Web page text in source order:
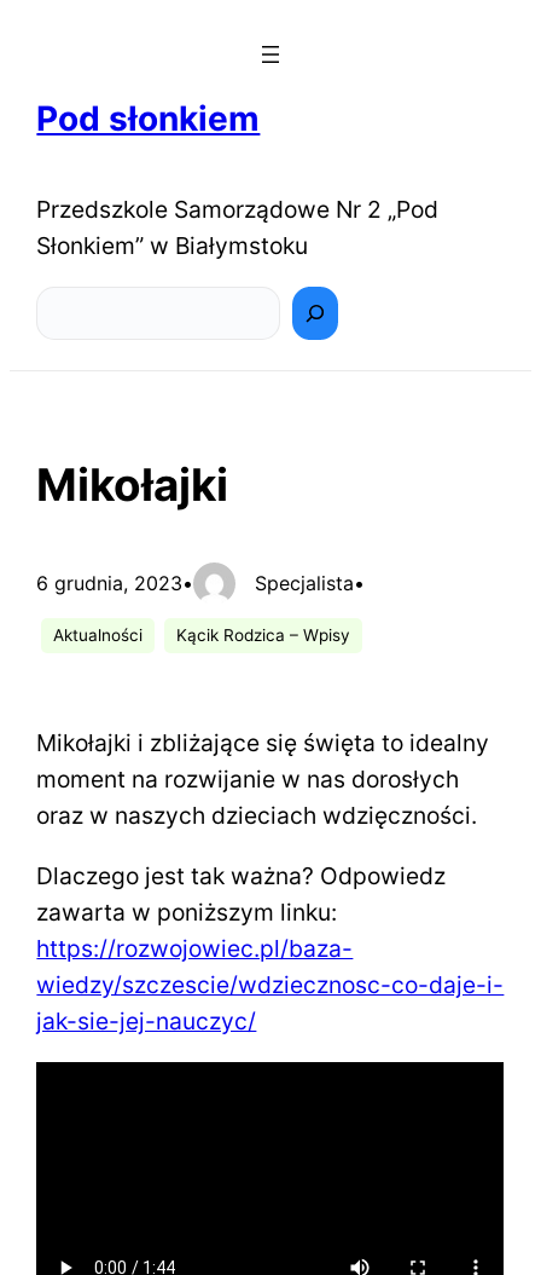
Pod słonkiem
Przedszkole Samorządowe Nr 2 „Pod
Słonkiem” w Białymstoku
Mikołajki
6 grudnia, 2023• Specjalista•
Aktualności Kącik Rodzica – Wpisy
Mikołajki i zbliżające się święta to idealny
moment na rozwijanie w nas dorosłych
oraz w naszych dzieciach wdzięczności.
Dlaczego jest tak ważna? Odpowiedz
zawarta w poniższym linku:
https://rozwojowiec.pl/baza-
wiedzy/szczescie/wdziecznosc-co-daje-i-
jak-sie-jej-nauczyc/